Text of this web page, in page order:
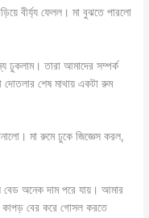
বীর্য্য ফেলল। মা বুঝতে পারলো
ঢুকলাম। তারা আমাদের সম্পর্ক
শেষ মাথায় একটা রুম
মা রুমে ঢুকে জিজ্ঞেস করল,
বেড অনেক দাম পরে যায়। আমার
কাপড় বের করে গোসল করতে